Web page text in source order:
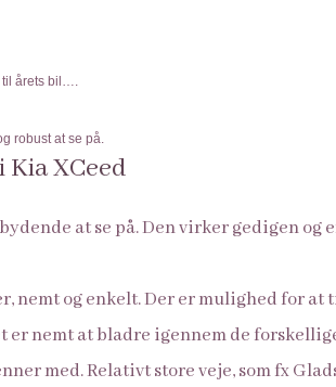
årets bil….
robust at se på.
XCeed
at se på. Den virker gedigen og
og enkelt. Der er mulighed for at
er nemt at bladre igennem de
med. Relativt store veje, som fx